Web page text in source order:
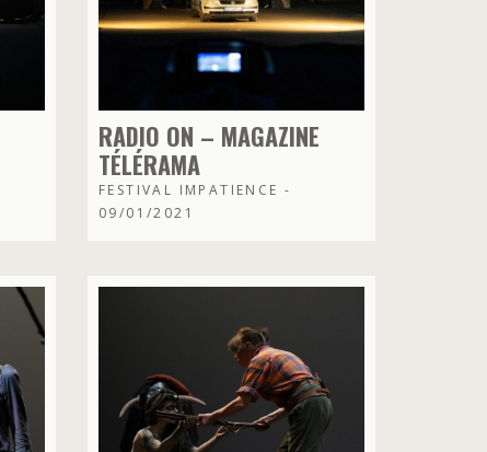
RADIO ON – MAGAZINE
TÉLÉRAMA
FESTIVAL IMPATIENCE -
09/01/2021